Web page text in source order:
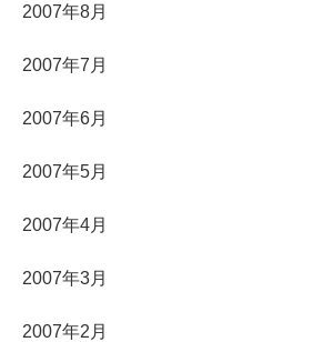
2007年8月
2007年7月
2007年6月
2007年5月
2007年4月
2007年3月
2007年2月